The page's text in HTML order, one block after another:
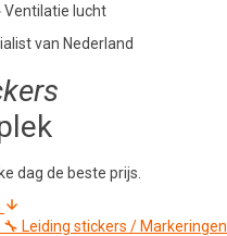
Ventilatie lucht
van Nederland
dag de beste prijs.
🔧 Leiding stickers / Markeringen